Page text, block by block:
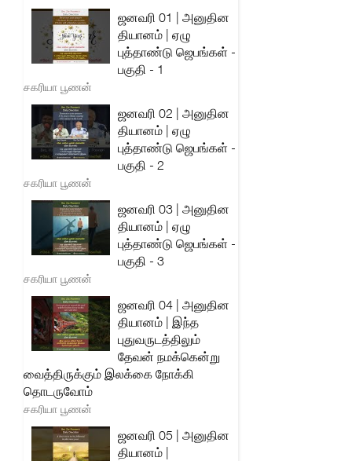
ஜனவரி 01 | அனுதின
தியானம் | ஏழு
புத்தாண்டு ஜெபங்கள் -
பகுதி - 1
சகரியா பூணன்
ஜனவரி 02 | அனுதின
தியானம் | ஏழு
புத்தாண்டு ஜெபங்கள் -
பகுதி - 2
சகரியா பூணன்
ஜனவரி 03 | அனுதின
தியானம் | ஏழு
புத்தாண்டு ஜெபங்கள் -
பகுதி - 3
சகரியா பூணன்
ஜனவரி 04 | அனுதின
தியானம் | இந்த
புதுவருடத்திலும்
தேவன் நமக்கென்று
வைத்திருக்கும் இலக்கை நோக்கி
தொடருவோம்
சகரியா பூணன்
ஜனவரி 05 | அனுதின
தியானம் |